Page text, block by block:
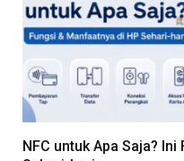
NFC untuk Apa Saja?